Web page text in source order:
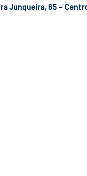
Junqueira, 65 –